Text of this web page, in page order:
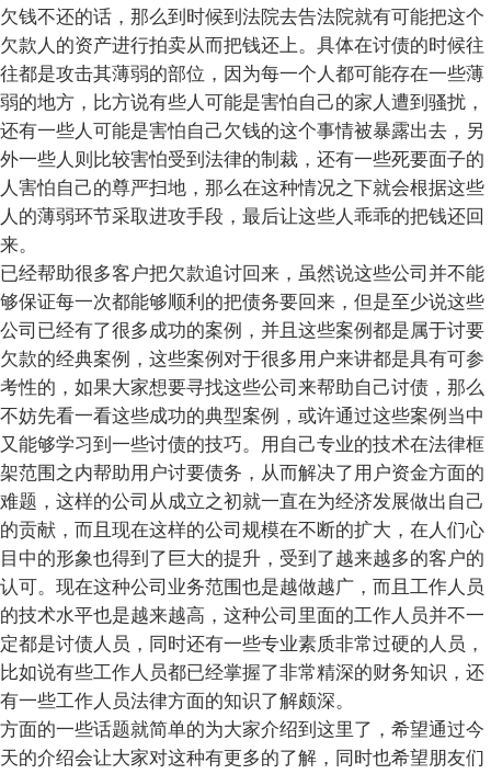
欠钱不还的话，那么到时候到法院去告法院就有可能把这个
欠款人的资产进行拍卖从而把钱还上。具体在讨债的时候往
往都是攻击其薄弱的部位，因为每一个人都可能存在一些薄
弱的地方，比方说有些人可能是害怕自己的家人遭到骚扰，
还有一些人可能是害怕自己欠钱的这个事情被暴露出去，另
外一些人则比较害怕受到法律的制裁，还有一些死要面子的
人害怕自己的尊严扫地，那么在这种情况之下就会根据这些
人的薄弱环节采取进攻手段，最后让这些人乖乖的把钱还回
来。
已经帮助很多客户把欠款追讨回来，虽然说这些公司并不能
够保证每一次都能够顺利的把债务要回来，但是至少说这些
公司已经有了很多成功的案例，并且这些案例都是属于讨要
欠款的经典案例，这些案例对于很多用户来讲都是具有可参
考性的，如果大家想要寻找这些公司来帮助自己讨债，那么
不妨先看一看这些成功的典型案例，或许通过这些案例当中
又能够学习到一些讨债的技巧。用自己专业的技术在法律框
架范围之内帮助用户讨要债务，从而解决了用户资金方面的
难题，这样的公司从成立之初就一直在为经济发展做出自己
的贡献，而且现在这样的公司规模在不断的扩大，在人们心
目中的形象也得到了巨大的提升，受到了越来越多的客户的
认可。现在这种公司业务范围也是越做越广，而且工作人员
的技术水平也是越来越高，这种公司里面的工作人员并不一
定都是讨债人员，同时还有一些专业素质非常过硬的人员，
比如说有些工作人员都已经掌握了非常精深的财务知识，还
有一些工作人员法律方面的知识了解颇深。
方面的一些话题就简单的为大家介绍到这里了，希望通过今
天的介绍会让大家对这种有更多的了解，同时也希望朋友们